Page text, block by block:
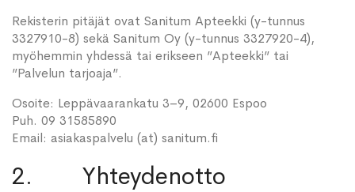
Rekisterin pitäjät ovat Sanitum Apteekki (y-tunnus
3327910-8) sekä Sanitum Oy (y-tunnus 3327920-4),
myöhemmin yhdessä tai erikseen ”Apteekki” tai
”Palvelun tarjoaja”.
Osoite: Leppävaarankatu 3–9, 02600 Espoo
Puh. 09 31585890
Email: asiakaspalvelu (at) sanitum.fi
2. Yhteydenotto